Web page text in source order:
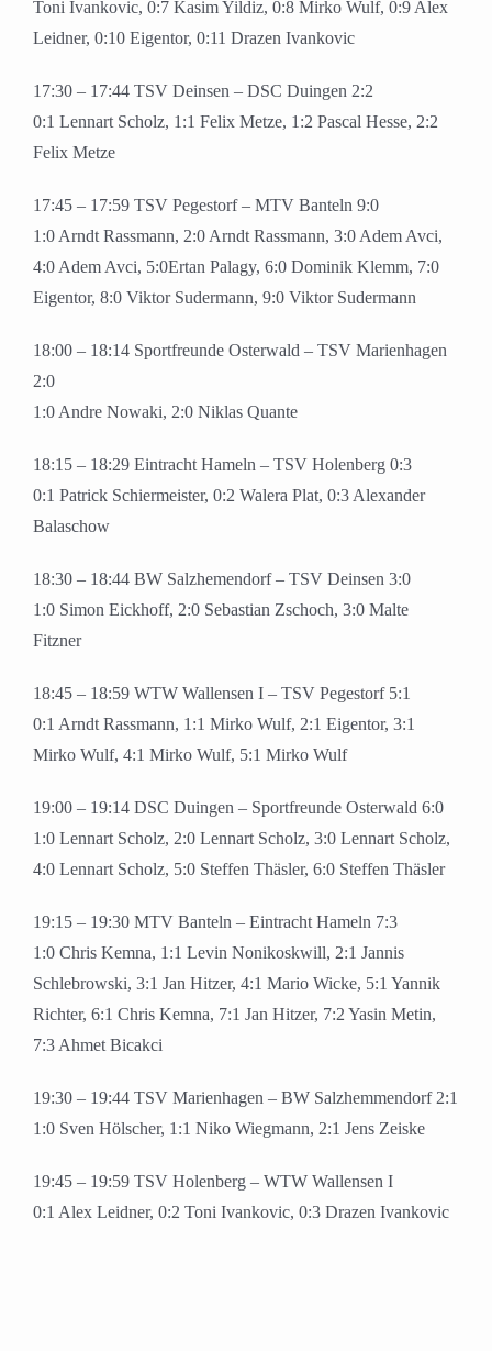
Toni Ivankovic, 0:7 Kasim Yildiz, 0:8 Mirko Wulf, 0:9 Alex
Leidner, 0:10 Eigentor, 0:11 Drazen Ivankovic
17:30 – 17:44 TSV Deinsen – DSC Duingen 2:2
0:1 Lennart Scholz, 1:1 Felix Metze, 1:2 Pascal Hesse, 2:2
Felix Metze
17:45 – 17:59 TSV Pegestorf – MTV Banteln 9:0
1:0 Arndt Rassmann, 2:0 Arndt Rassmann, 3:0 Adem Avci,
4:0 Adem Avci, 5:0Ertan Palagy, 6:0 Dominik Klemm, 7:0
Eigentor, 8:0 Viktor Sudermann, 9:0 Viktor Sudermann
18:00 – 18:14 Sportfreunde Osterwald – TSV Marienhagen
2:0
1:0 Andre Nowaki, 2:0 Niklas Quante
18:15 – 18:29 Eintracht Hameln – TSV Holenberg 0:3
0:1 Patrick Schiermeister, 0:2 Walera Plat, 0:3 Alexander
Balaschow
18:30 – 18:44 BW Salzhemendorf – TSV Deinsen 3:0
1:0 Simon Eickhoff, 2:0 Sebastian Zschoch, 3:0 Malte
Fitzner
18:45 – 18:59 WTW Wallensen I – TSV Pegestorf 5:1
0:1 Arndt Rassmann, 1:1 Mirko Wulf, 2:1 Eigentor, 3:1
Mirko Wulf, 4:1 Mirko Wulf, 5:1 Mirko Wulf
19:00 – 19:14 DSC Duingen – Sportfreunde Osterwald 6:0
1:0 Lennart Scholz, 2:0 Lennart Scholz, 3:0 Lennart Scholz,
4:0 Lennart Scholz, 5:0 Steffen Thäsler, 6:0 Steffen Thäsler
19:15 – 19:30 MTV Banteln – Eintracht Hameln 7:3
1:0 Chris Kemna, 1:1 Levin Nonikoskwill, 2:1 Jannis
Schlebrowski, 3:1 Jan Hitzer, 4:1 Mario Wicke, 5:1 Yannik
Richter, 6:1 Chris Kemna, 7:1 Jan Hitzer, 7:2 Yasin Metin,
7:3 Ahmet Bicakci
19:30 – 19:44 TSV Marienhagen – BW Salzhemmendorf 2:1
1:0 Sven Hölscher, 1:1 Niko Wiegmann, 2:1 Jens Zeiske
19:45 – 19:59 TSV Holenberg – WTW Wallensen I
0:1 Alex Leidner, 0:2 Toni Ivankovic, 0:3 Drazen Ivankovic